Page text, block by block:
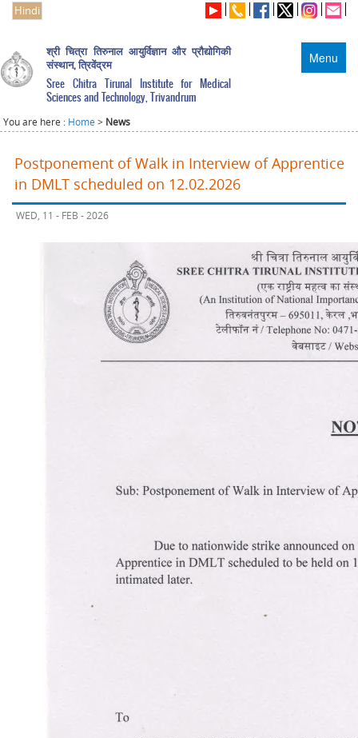
Hindi
Menu
श्री चित्रा तिरुनाल आयुर्विज्ञान और प्रौद्योगिकी
संस्थान, त्रिवेंद्रम
Sree Chitra Tirunal Institute for Medical
Sciences and Technology, Trivandrum
You are here : Home > News
Postponement of Walk in Interview of Apprentice
in DMLT scheduled on 12.02.2026
WED, 11 - FEB - 2026